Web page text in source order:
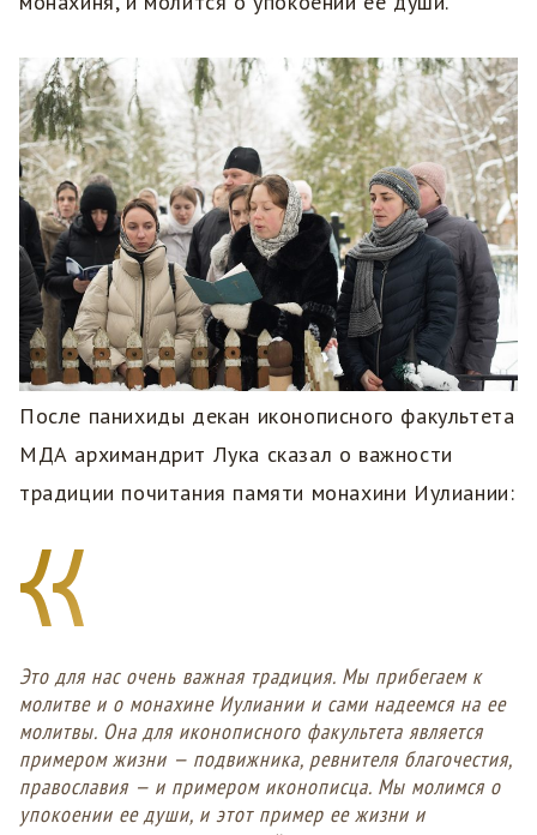
После панихиды декан иконописного факультета
МДА архимандрит Лука сказал о важности
традиции почитания памяти монахини Иулиании:
Это для нас очень важная традиция. Мы прибегаем к
молитве и о монахине Иулиании и сами надеемся на ее
молитвы. Она для иконописного факультета является
примером жизни — подвижника, ревнителя благочестия,
православия — и примером иконописца. Мы молимся о
упокоении ее души, и этот пример ее жизни и